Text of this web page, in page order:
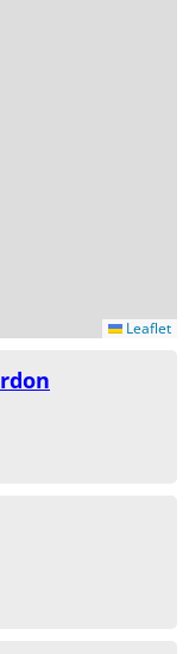
Leaflet